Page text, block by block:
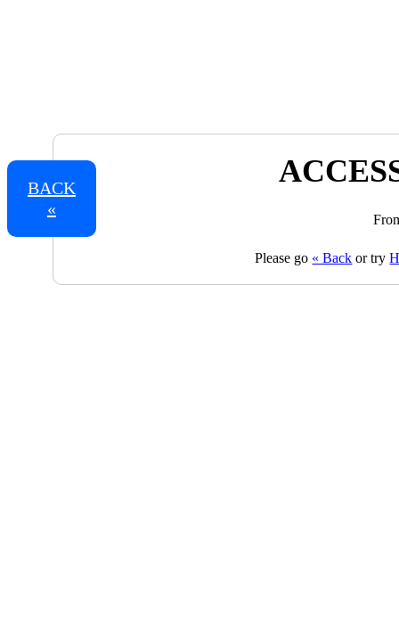
BACK
«
Please go « Back or try